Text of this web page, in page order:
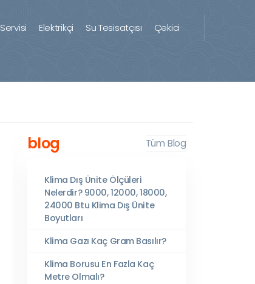
Elektrikçi Su Tesisatçısı Çekici
blog Tüm Blog
Klima Dış Ünite Ölçüleri
Nelerdir? 9000, 12000, 18000,
24000 Btu Klima Dış Ünite
Boyutları
Klima Gazı Kaç Gram Basılır?
Klima Borusu En Fazla Kaç
Metre Olmalı?